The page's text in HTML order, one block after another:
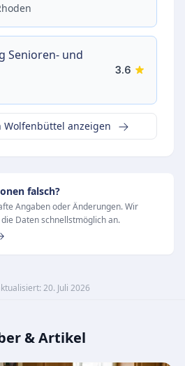
Senioren- und
3.6
Wolfenbüttel anzeigen
falsch?
Angaben oder Änderungen. Wir
Daten schnellstmöglich an.
20. Juli 2026
& Artikel